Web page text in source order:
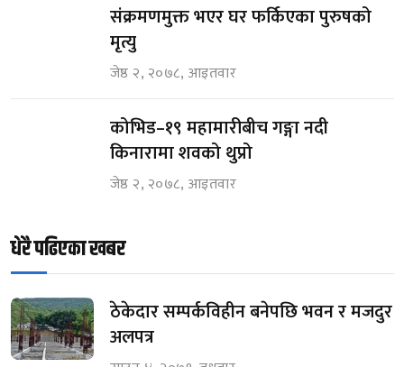
संक्रमणमुक्त भएर घर फर्किएका पुरुषको
मृत्यु
जेष्ठ २, २०७८, आइतवार
कोभिड–१९ महामारीबीच गङ्गा नदी
किनारामा शवको थुप्रो
जेष्ठ २, २०७८, आइतवार
धेरै पढिएका खबर
ठेकेदार सम्पर्कविहीन बनेपछि भवन र मजदुर
अलपत्र